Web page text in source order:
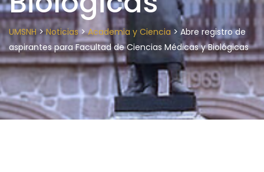
UMSNH>Noticias>Academia y Ciencia > Abre registro de
aspirantes para Facultad de Ciencias Médicas y Biológicas